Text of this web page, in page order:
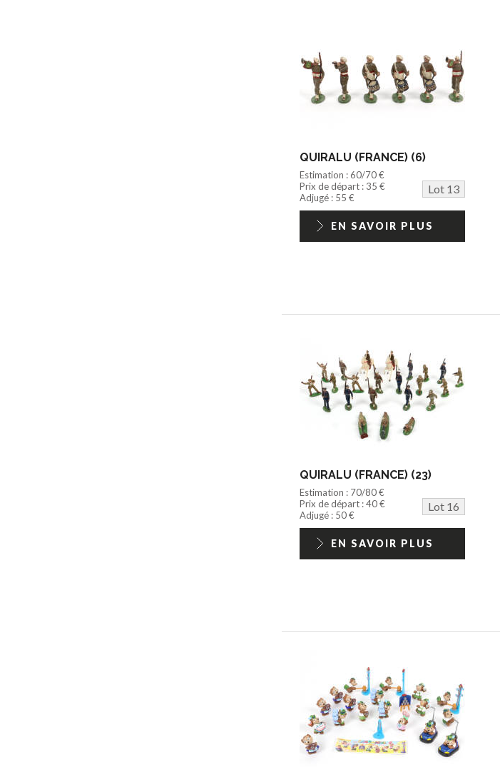
QUIRALU (FRANCE) (6)
Estimation : 60/70 €
Prix de départ : 35 €
Lot 13
Adjugé : 55 €
EN SAVOIR PLUS
QUIRALU (FRANCE) (23)
Estimation : 70/80 €
Prix de départ : 40 €
Lot 16
Adjugé : 50 €
EN SAVOIR PLUS